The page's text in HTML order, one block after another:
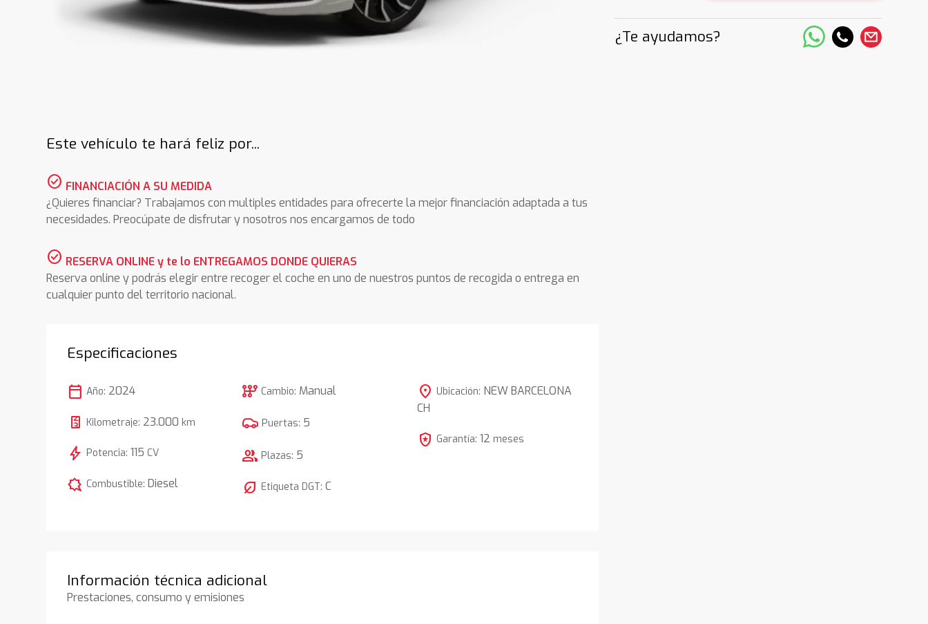
¿Te ayudamos?
Este vehículo te hará feliz por...
check_circle FINANCIACIÓN A SU MEDIDA
¿Quieres financiar? Trabajamos con multiples entidades para ofrecerte la mejor financiación adaptada a tus
necesidades. Preocúpate de disfrutar y nosotros nos encargamos de todo
check_circle RESERVA ONLINE y te lo ENTREGAMOS DONDE QUIERAS
Reserva online y podrás elegir entre recoger el coche en uno de nuestros puntos de recogida o entrega en
cualquier punto del territorio nacional.
Especificaciones
calendar_today Año: 2024
Kilometraje: 23.000 km
bolt Potencia:115 CV
comic_bubble Combustible:Diesel
auto_transmission Cambio: Manual
Puertas: 5
group Plazas: 5
nest_eco_leaf Etiqueta DGT:C
location_on Ubicación: NEW BARCELONA
CH
local_police Garantía: 12 meses
Información técnica adicional
Prestaciones, consumo y emisiones